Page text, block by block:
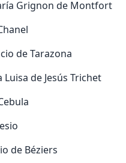
Grignon de Montfort
de Tarazona
Luisa de Jesús Trichet
de Béziers